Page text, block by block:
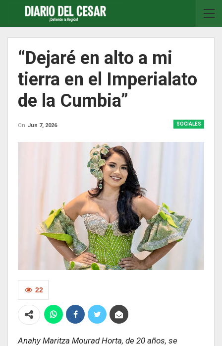
“Dejaré en alto a mi
tierra en el Imperialato
de la Cumbia”
SOCIALES
On Jun 7, 2026
22
Anahy Maritza Mourad Horta, de 20 años, se